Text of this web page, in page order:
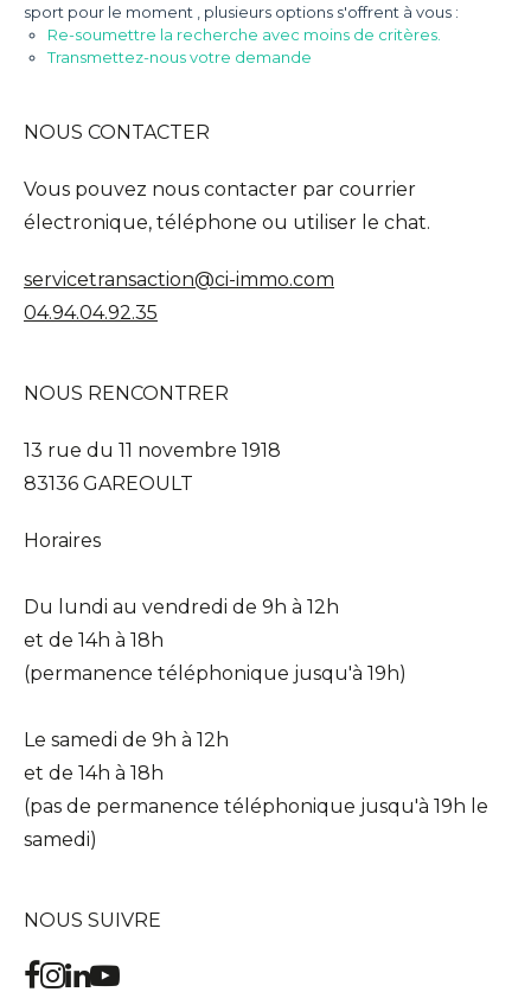
sport pour le moment , plusieurs options s'offrent à vous :
Re-soumettre la recherche avec moins de critères.
Transmettez-nous votre demande
NOUS CONTACTER
Vous pouvez nous contacter par courrier
électronique, téléphone ou utiliser le chat.
servicetransaction@ci-immo.com
04.94.04.92.35
NOUS RENCONTRER
13 rue du 11 novembre 1918
83136 GAREOULT
Horaires
Du lundi au vendredi de 9h à 12h
et de 14h à 18h
(permanence téléphonique jusqu'à 19h)
Le samedi de 9h à 12h
et de 14h à 18h
(pas de permanence téléphonique jusqu'à 19h le
samedi)
NOUS SUIVRE